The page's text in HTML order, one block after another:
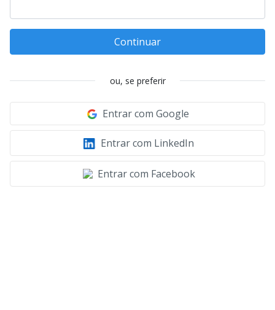
Continuar
ou, se preferir
Entrar com Google
Entrar com LinkedIn
Entrar com Facebook